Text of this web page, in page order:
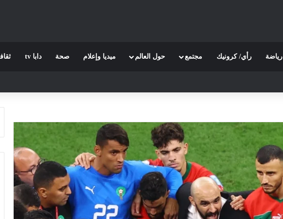
رياضة رأي/ كرونيك مجتمع حول العالم ميديا وإعلام صحة دابا tv